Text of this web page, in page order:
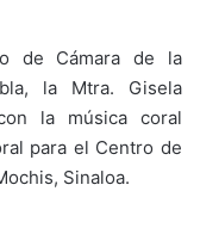
de Cámara de la
la Mtra. Gisela
la música coral
para el Centro de
Sinaloa.